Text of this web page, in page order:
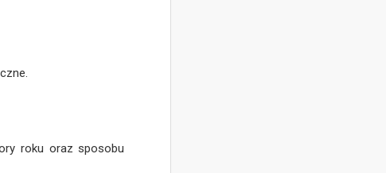
roku oraz sposobu